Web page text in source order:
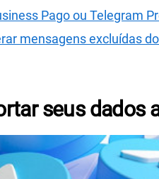
Pago ou Telegram
mensagens excluídas
seus dados